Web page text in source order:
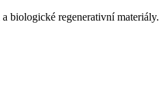
biologické regenerativní materiály.